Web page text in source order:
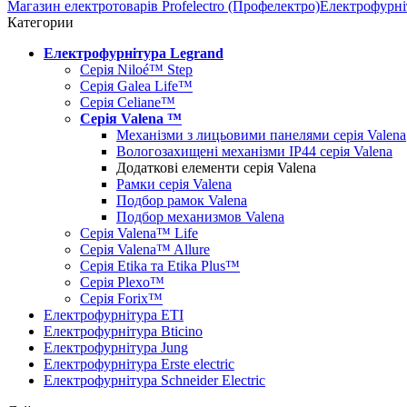
Магазин електротоварів Profelectro (Профелектро)
Категории
Електрофурнітура Legrand
Серія Niloé™ Step
Серія Galea Life™
Серія Celiane™
Серія Valena ™
Механізми з лицьовими панелями серія Valena
Вологозахищені механізми IP44 серія Valena
Додаткові елементи серія Valena
Рамки серія Valena
Подбор рамок Valena
Подбор механизмов Valena
Серія Valena™ Life
Серія Valena™ Allure
Серія Etika та Etika Plus™
Серія Plexo™
Серія Forix™
Електрофурнітура ETI
Електрофурнітура Bticino
Електрофурнітура Jung
Електрофурнітура Erste electric
Електрофурнітура Schneider Electric